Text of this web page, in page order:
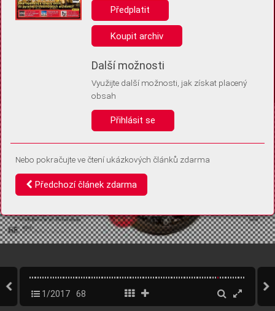
uložením volitelných informací:
Anonymní unikátní ID
Díky němu příště poznáme, že se jedná o stejné zařízení, a
Identifikátor je zcela anonymní.
Vaše souhlasy a odmítnutí si ukládáme do vašeho zařízení, abychom se
vás už příště znovu neptali. Můžete je kdykoli později upravit ve Správě
1/2017 68
Předplatit
Koupit archiv
Další možnosti
Využijte další možnosti, jak získat placený
obsah
Přihlásit se
Nebo pokračujte ve čtení ukázkových článků zdarma
Předchozí článek zdarma